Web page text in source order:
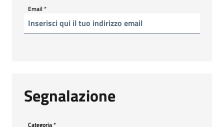
Email*
Segnalazione
Categoria*